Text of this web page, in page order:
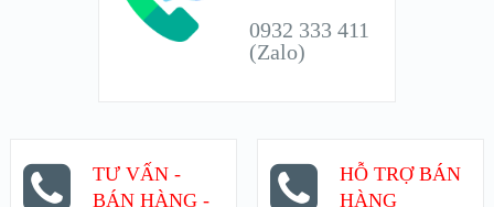
0932 333 411
(Zalo)
TƯ VẤN -
BÁN HÀNG -
HỖ TRỢ BÁN
HÀNG